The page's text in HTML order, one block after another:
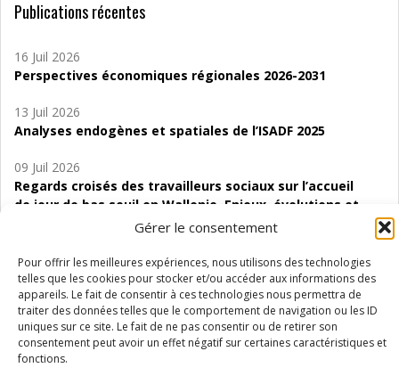
Gérer le consentement
Pour offrir les meilleures expériences, nous utilisons des technologies
telles que les cookies pour stocker et/ou accéder aux informations des
appareils. Le fait de consentir à ces technologies nous permettra de
traiter des données telles que le comportement de navigation ou les ID
uniques sur ce site. Le fait de ne pas consentir ou de retirer son
consentement peut avoir un effet négatif sur certaines caractéristiques et
fonctions.
Publications récentes
16 Juil 2026
Perspectives économiques régionales 2026-2031
13 Juil 2026
Analyses endogènes et spatiales de l’ISADF 2025
09 Juil 2026
Regards croisés des travailleurs sociaux sur l’accueil
de jour de bas seuil en Wallonie. Enjeux, évolutions et
06 Juil 2026
Étude d’évaluabilité des Structures
d’accompagnement à l’autocréation d’emploi (SAACE)
01 Juil 2026
Pénurie du personnel infirmier :quels indicateurs